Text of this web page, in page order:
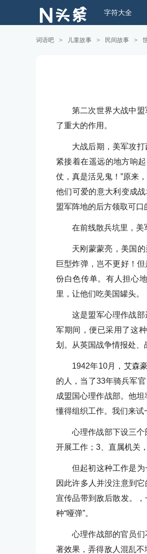
字符大全
词语吧 > 儿童故事 > 民间故事 >
第二次世界大战中
了重大的作用。
大战后期，美军攻
紧接着在遥远的地方响
仗，真是活见鬼！”原来
他们可爱的意大利变成
盟军阵地的后方领取可口
在前线散兵坑里，美
天刚蒙蒙亮，美国
巨型炸弹，岂不更好！
份白色传单。有人担心
里，让他们吃美国罐头。
这是盟军心理作战
军期间，便已采用了这
划。从英国战争情报处、
1942年10月，艾森
的人，当了33年骑兵军
成盟国心理作战部。他
懂得组织工作。我们来试
心理作战部下设三
开展工作；3、直属机关
但起初这种工作是
因此许多人并没注意到
宣传品带到敌后散发。
种“哑弹”。
心理作战部的官员
著效果，弄得敌人混乱不